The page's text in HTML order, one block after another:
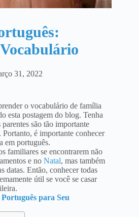
31, 2022
o vocabulário de família
esta postagem do blog. Tenha
são tão importante
é importante conhecer
em português.
familiares se encontrarem não
e no Natal, mas também
datas. Então, conhecer todas
útil se você se casar
para Seu